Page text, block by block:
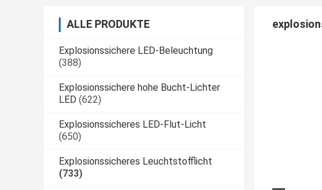
ALLE PRODUKTE
Explosionssichere LED-Beleuchtung
(388)
Explosionssichere hohe Bucht-Lichter
LED (622)
Explosionssicheres LED-Flut-Licht
(650)
Explosionssicheres Leuchtstofflicht
(733)